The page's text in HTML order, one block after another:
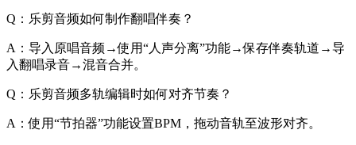
Q：乐剪音频如何制作翻唱伴奏？
A：导入原唱音频→使用“人声分离”功能→保存伴奏轨道→导
入翻唱录音→混音合并。
Q：乐剪音频多轨编辑时如何对齐节奏？
A：使用“节拍器”功能设置BPM，拖动音轨至波形对齐。